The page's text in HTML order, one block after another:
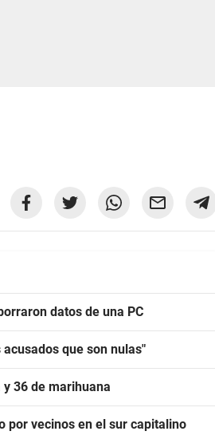
datos de una PC
que son nulas"
36 de marihuana
por vecinos en el sur capitalino